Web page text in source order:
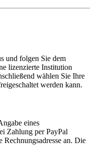
und folgen Sie dem
lizenzierte Institution
wählen Sie Ihre
werden kann.
eines
Zahlung per PayPal
an. Die